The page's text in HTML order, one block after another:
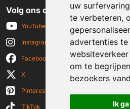
uw
te verbeteren,
advertenties
om te
bezoekers
Ik
Volg ons op social media
YouTube
Instagram
Facebook
X
Pinterest
TikTok